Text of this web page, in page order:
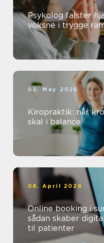
Psykolog falster hjælp til børn, unge og
voksne i trygge
02. May 2026
Kiropraktik: når
skal i balance
08. April 2026
Online booking i
sådan skaber
til patienter